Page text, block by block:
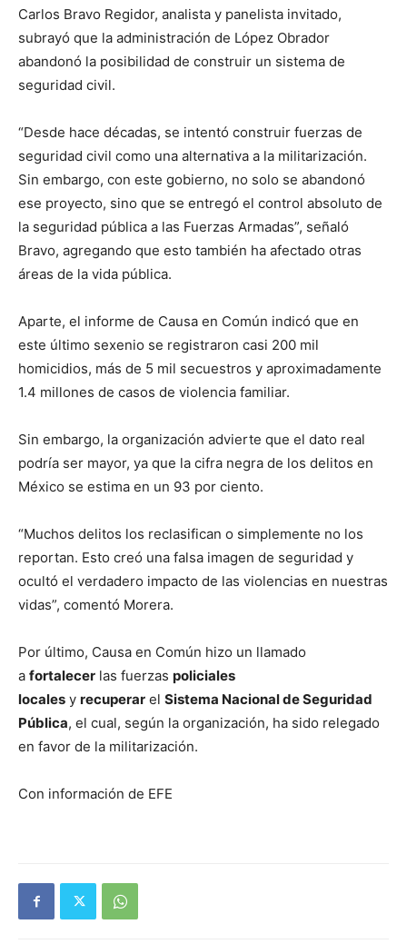
Carlos Bravo Regidor, analista y panelista invitado,
subrayó que la administración de López Obrador
abandonó la posibilidad de construir un sistema de
seguridad civil.
“Desde hace décadas, se intentó construir fuerzas de
seguridad civil como una alternativa a la militarización.
Sin embargo, con este gobierno, no solo se abandonó
ese proyecto, sino que se entregó el control absoluto de
la seguridad pública a las Fuerzas Armadas”, señaló
Bravo, agregando que esto también ha afectado otras
áreas de la vida pública.
Aparte, el informe de Causa en Común indicó que en
este último sexenio se registraron casi 200 mil
homicidios, más de 5 mil secuestros y aproximadamente
1.4 millones de casos de violencia familiar.
Sin embargo, la organización advierte que el dato real
podría ser mayor, ya que la cifra negra de los delitos en
México se estima en un 93 por ciento.
“Muchos delitos los reclasifican o simplemente no los
reportan. Esto creó una falsa imagen de seguridad y
ocultó el verdadero impacto de las violencias en nuestras
vidas”, comentó Morera.
Por último, Causa en Común hizo un llamado
a fortalecer las fuerzas policiales
locales y recuperar el Sistema Nacional de Seguridad
Pública, el cual, según la organización, ha sido relegado
en favor de la militarización.
Con información de EFE